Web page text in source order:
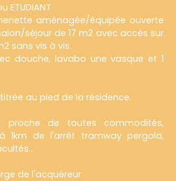
ETUDIANT
aménagée/équipée ouverte
séjour de 17 m2 avec accès sur
sans vis à vis.
douche, lavabo une vasque et 1
au pied de la résidence.
proche de toutes commodités,
1km de l'arrêt tramway pergola,
de l'acquéreur